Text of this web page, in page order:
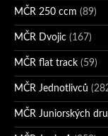
MČR 250 ccm (89)
MČR Dvojic (167)
MČR flat track (59)
MČR Jednotlivců
MČR Juniorských